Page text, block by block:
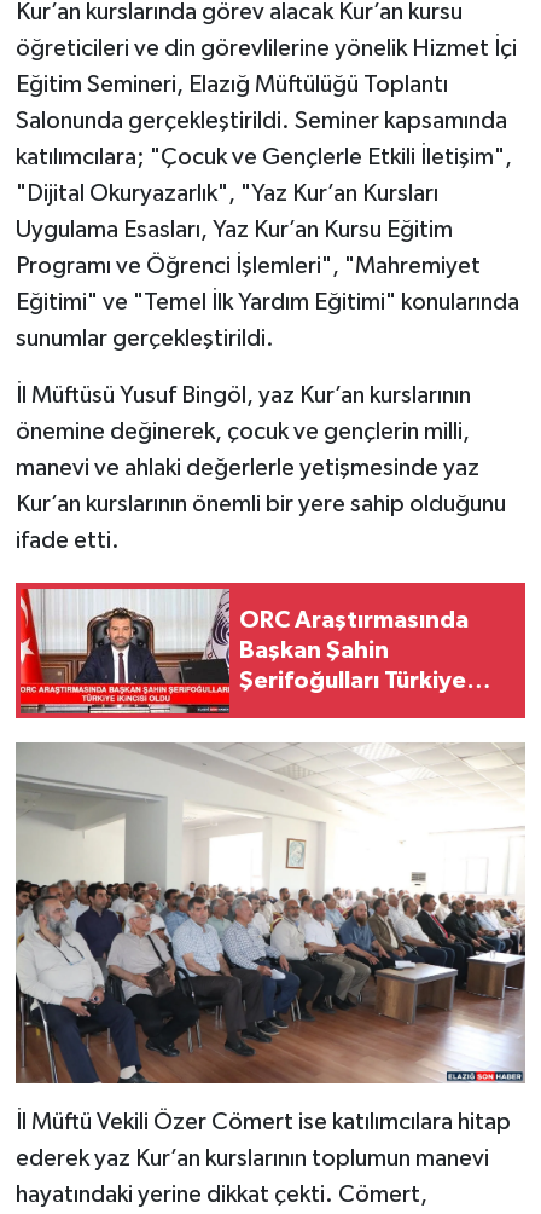
Kur’an kurslarında görev alacak Kur’an kursu
öğreticileri ve din görevlilerine yönelik Hizmet İçi
Eğitim Semineri, Elazığ Müftülüğü Toplantı
Salonunda gerçekleştirildi. Seminer kapsamında
katılımcılara; "Çocuk ve Gençlerle Etkili İletişim",
"Dijital Okuryazarlık", "Yaz Kur’an Kursları
Uygulama Esasları, Yaz Kur’an Kursu Eğitim
Programı ve Öğrenci İşlemleri", "Mahremiyet
Eğitimi" ve "Temel İlk Yardım Eğitimi" konularında
sunumlar gerçekleştirildi.
İl Müftüsü Yusuf Bingöl, yaz Kur’an kurslarının
önemine değinerek, çocuk ve gençlerin milli,
manevi ve ahlaki değerlerle yetişmesinde yaz
Kur’an kurslarının önemli bir yere sahip olduğunu
ifade etti.
ORC Araştırmasında
Başkan Şahin
Şerifoğulları Türkiye
İl Müftü Vekili Özer Cömert ise katılımcılara hitap
ederek yaz Kur’an kurslarının toplumun manevi
hayatındaki yerine dikkat çekti. Cömert,
SİYASET
SPOR
TEKNOLOJİ